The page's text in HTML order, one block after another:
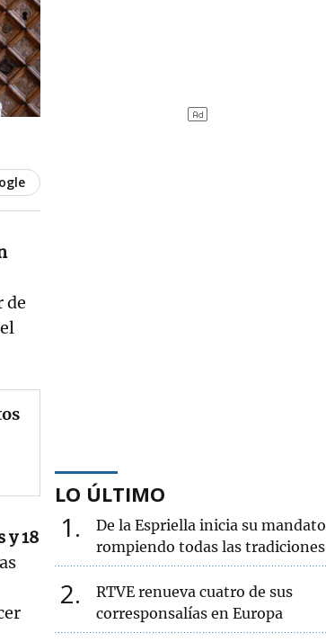
de
y 18
LO ÚLTIMO
1
De la Espriella inicia su mandato
rompiendo todas las tradiciones
2
RTVE renueva cuatro de sus
corresponsalías en Europa